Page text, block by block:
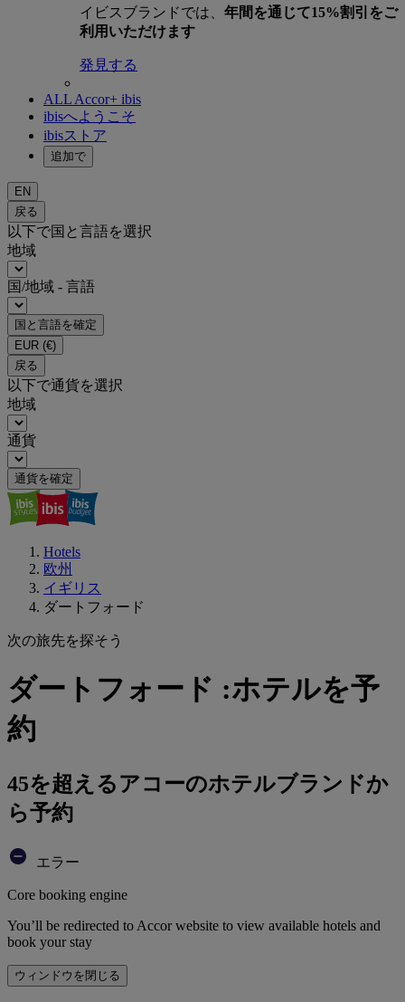
イビスブランドでは、 年間を通じて15%割引をご
利用いただけます
発見する
ALL Accor+ ibis
ibisへようこそ
ibisストア
追加で
EN
戻る
以下で国と言語を選択
地域
国/地域 - 言語
国と言語を確定
EUR (€)
戻る
以下で通貨を選択
地域
通貨
通貨を確定
Hotels
欧州
イギリス
ダートフォード
次の旅先を探そう
ダートフォード :ホテルを予
約
45を超えるアコーのホテルブランドか
ら予約
エラー
Core booking engine
You’ll be redirected to Accor website to view available hotels and
book your stay
ウィンドウを閉じる